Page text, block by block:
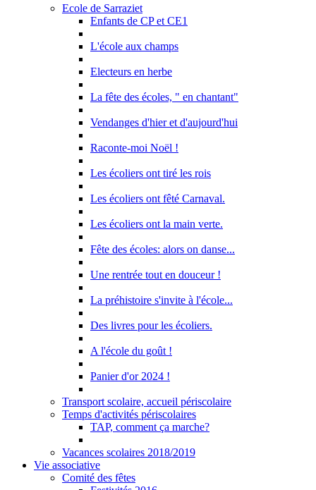
Ecole de Sarraziet
Enfants de CP et CE1
L'école aux champs
Electeurs en herbe
La fête des écoles, " en chantant"
Vendanges d'hier et d'aujourd'hui
Raconte-moi Noël !
Les écoliers ont tiré les rois
Les écoliers ont fêté Carnaval.
Les écoliers ont la main verte.
Fête des écoles: alors on danse...
Une rentrée tout en douceur !
La préhistoire s'invite à l'école...
Des livres pour les écoliers.
A l'école du goût !
Panier d'or 2024 !
Transport scolaire, accueil périscolaire
Temps d'activités périscolaires
TAP, comment ça marche?
Vacances scolaires 2018/2019
Vie associative
Comité des fêtes